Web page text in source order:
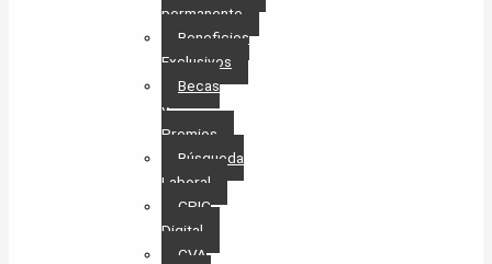
permanente
Beneficios
Exclusivos
Becas
y
Premios
Búsqueda
Laboral​
CPIC
Digital
CVA